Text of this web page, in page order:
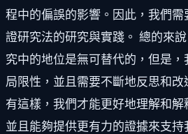
程中的偏誤的影響。因此，我們
證研究法的研究與實踐。 總的來
究中的地位是無可替代的，但是
局限性，並且需要不斷地反思和
有這樣，我們才能更好地理解和解
並且能夠提供更有力的證據來支持